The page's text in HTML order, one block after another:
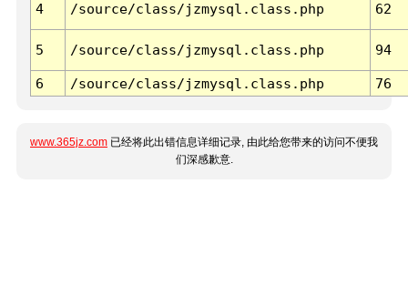
4 /source/class/jzmysql.class.php 62
5 /source/class/jzmysql.class.php 94
6 /source/class/jzmysql.class.php 76
www.365jz.com 已经将此出错信息详细记录, 由此给您带来的访问不便我
们深感歉意.